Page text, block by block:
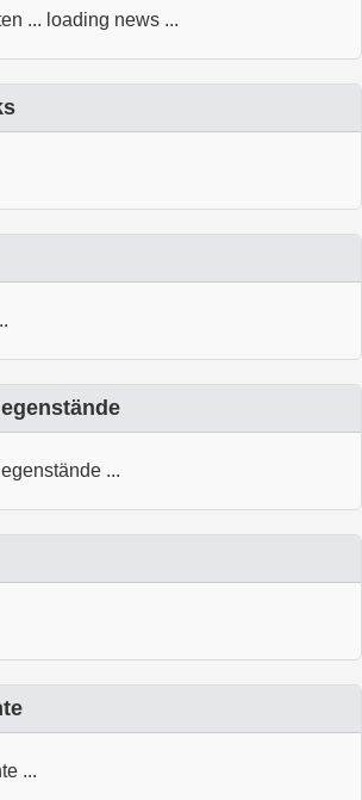
... loading news ...
...
...